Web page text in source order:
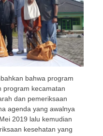
bahwa program
program kecamatan
dan pemeriksaan
agenda yang awalnya
2019 lalu kemudian
kesehatan yang